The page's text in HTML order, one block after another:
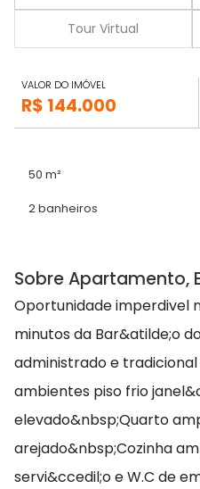
Tour Virtual
VALOR DO IMÓVEL
R$ 144.000
50 m²
2 banheiros
Sobre Apartamento,
Oportunidade imperdivel
minutos da Bar&atilde;o
administrado e
ambientes piso frio
elevado&nbsp;Quarto
arejado&nbsp;Cozinha
servi&ccedil;o e W.C de